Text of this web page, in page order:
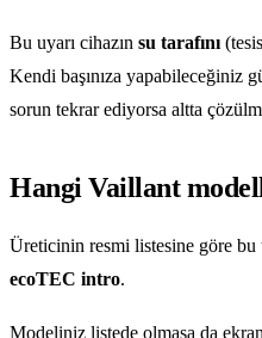
Bu uyarı cihazın su tarafını
Kendi başınıza yapabileceğiniz
sorun tekrar ediyorsa altta
Hangi Vaillant
Üreticinin resmi listesine göre
ecoTEC intro.
Modeliniz listede olmasa da